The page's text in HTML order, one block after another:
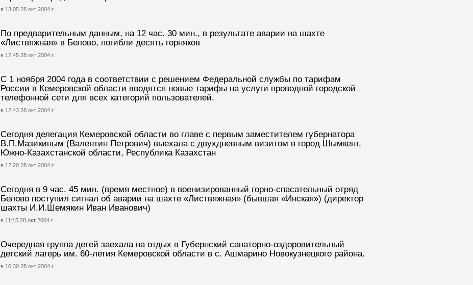
в 13:05 28 окт 2004 г.
По предварительным данным, на 12 час. 30 мин., в результате аварии на шахте
«Листвяжная» в Белово, погибли десять горняков
в 12:45 28 окт 2004 г.
С 1 ноября 2004 года в соответствии с решением Федеральной службы по тарифам
России в Кемеровской области вводятся новые тарифы на услуги проводной городской
телефонной сети для всех категорий пользователей.
в 12:43 28 окт 2004 г.
Сегодня делегация Кемеровской области во главе с первым заместителем губернатора
В.П.Мазикиным (Валентин Петрович) выехала с двухдневным визитом в город Шымкент,
Южно-Казахстанской области, Республика Казахстан
в 12:20 28 окт 2004 г.
Сегодня в 9 час. 45 мин. (время местное) в военизированный горно-спасательный отряд
Белово поступил сигнал об аварии на шахте «Листвяжная» (бывшая «Инская») (директор
шахты И.И.Шемякин Иван Иванович)
в 11:15 28 окт 2004 г.
Очередная группа детей заехала на отдых в Губернский санаторно-оздоровительный
детский лагерь им. 60-летия Кемеровской области в с. Ашмарино Новокузнецкого района.
в 10:30 28 окт 2004 г.